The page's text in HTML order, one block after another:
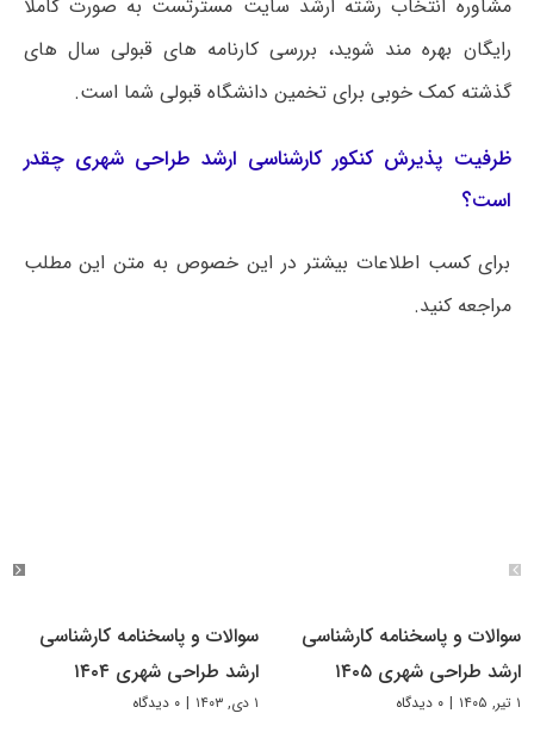
مشاوره انتخاب رشته ارشد سایت مسترتست به صورت کاملا
رایگان بهره مند شوید، بررسی کارنامه های قبولی سال های
گذشته کمک خوبی برای تخمین دانشگاه قبولی شما است.
ظرفیت پذیرش کنکور کارشناسی ارشد طراحی شهری چقدر
است؟
برای کسب اطلاعات بیشتر در این خصوص به متن این مطلب
مراجعه کنید.
سوالات و پاسخنامه کارشناسی
ارشد طراحی شهری ۱۴۰۵
۱ تیر, ۱۴۰۵ | ۰ دیدگاه
سوالات و پاسخنامه کارشناسی
ارشد طراحی شهری ۱۴۰۴
۱ دی, ۱۴۰۳ | ۰ دیدگاه